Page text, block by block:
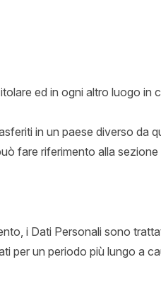
ed in ogni altro luogo
in un paese diverso da
fare riferimento alla
i Dati Personali sono
per un periodo più lungo a